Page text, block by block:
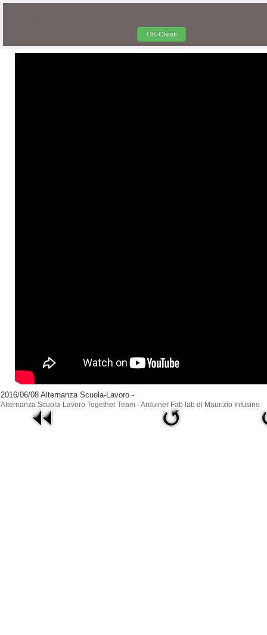
OK-Chiudi
2016/06/08 Alternanza Scuola-Lavoro -
Alternanza Scuola-Lavoro Together Team - Arduiner Fab lab di Maurizio Infusino